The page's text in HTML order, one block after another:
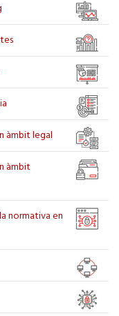
àmbit legal
àmbit
normativa en